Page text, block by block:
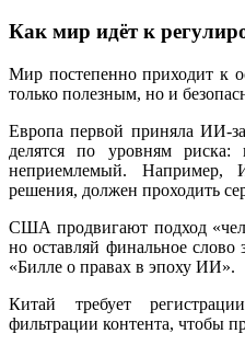
Как мир идёт к
Мир постепенно приходит к
только полезным, но и
Европа первой приняла ИИ-
делятся по уровням
неприемлемый.
решения, должен проходить
США продвигают подход
но оставляй финальное слово
«Билле о правах в эпоху ИИ».
Китай требует
фильтрации контента, чтобы